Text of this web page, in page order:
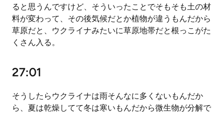
ると思うんですけど、そういったことでそもそも土の材
料が変わって、その後気候だとか植物が違うもんだから
草原だと、ウクライナみたいに草原地帯だと根っこがた
くさん入る。
27:01
そうしたらウクライナは雨そんなに多くないもんだか
ら、夏は乾燥してて冬は寒いもんだから微生物が分解で